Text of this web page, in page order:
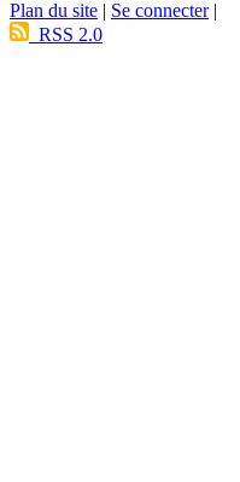
Plan du site | Se connecter|
RSS 2.0